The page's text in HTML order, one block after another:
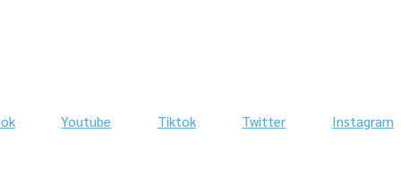
Youtube Tiktok Twitter Instagram